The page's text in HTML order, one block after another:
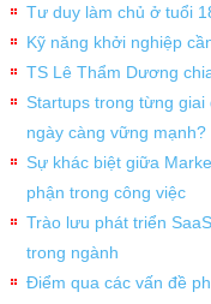
Tư duy làm chủ ở tuổi
Kỹ năng khởi nghiệp
TS Lê Thẩm Dương
Startups trong từng
ngày càng vững mạnh?
Sự khác biệt giữa
phận trong công việc
Trào lưu phát triển
trong ngành
Điểm qua các vấn đề